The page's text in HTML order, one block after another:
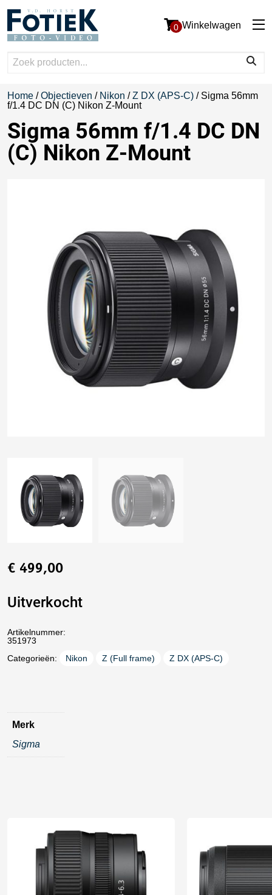
0 Winkelwagen
Home /Objectieven / Nikon /Z DX (APS-C) / Sigma 56mm
f/1.4 DC DN (C) Nikon Z-Mount
Sigma 56mm f/1.4 DC DN
(C) Nikon Z-Mount
€ 499,00
Uitverkocht
Artikelnummer:
351973
Categorieën:
Nikon Z (Full frame) Z DX (APS-C)
Merk
Sigma